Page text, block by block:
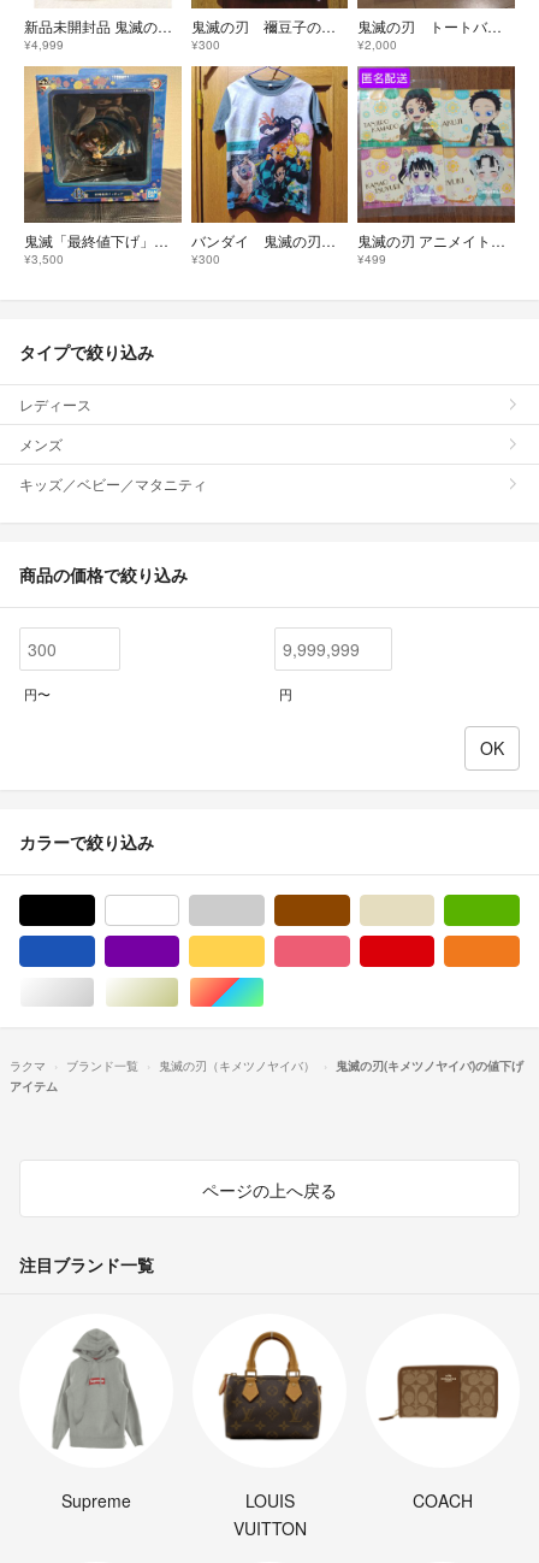
新品未開封品 鬼滅の刃 ufotable cafe ビッグカプセルトイ 冨岡義勇＆竈門炭治郎 ラバーコースター
¥4,999
鬼滅の刃 禰豆子のＴシャツ サイズ110 (383) 同梱無料
¥300
鬼滅の刃 トートバッグ 伊之助
¥2,000
鬼滅「最終値下げ」鬼滅の刃 一番くじ 冨岡義勇 Ｂ賞 フィギュア 折れぬ心と刃で進め
¥3,500
バンダイ 鬼滅の刃 Ｔシャツ サイズ130 (376) 同梱無料
¥300
鬼滅の刃 アニメイトフェア 特典ブロマイド 炭治郎、カナヲ、狛治、恋雪セット
¥499
タイプで絞り込み
レディース
メンズ
キッズ／ベビー／マタニティ
商品の価格で絞り込み
円〜 円
カラーで絞り込み
シルバー/銀色系ゴールド/金色系マルチカラー
ラクマ ブランド一覧 鬼滅の刃（キメツノヤイバ）
鬼滅の刃(キメツノヤイバ)の値下げ
アイテム
ページの上へ戻る
注目ブランド一覧
Supreme
LOUIS
VUITTON
COACH